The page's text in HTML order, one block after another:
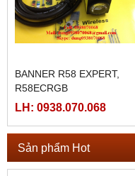
LH: 0938.070.068